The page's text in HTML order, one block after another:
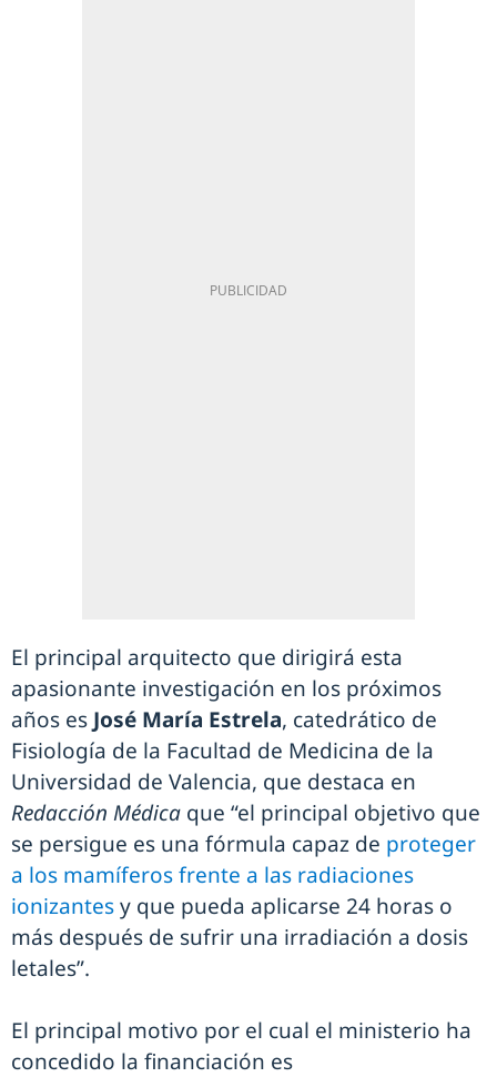
El principal arquitecto que dirigirá esta
apasionante investigación en los próximos
años es José María Estrela, catedrático de
Fisiología de la Facultad de Medicina de la
Universidad de Valencia, que destaca en
Redacción Médica que “el principal objetivo que
se persigue es una fórmula capaz de proteger
a los mamíferos frente a las radiaciones
ionizantesy que pueda aplicarse 24 horas o
más después de sufrir una irradiación a dosis
letales”.
El principal motivo por el cual el ministerio ha
concedido la financiación es